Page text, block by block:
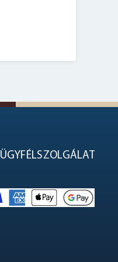
ÜGYFÉLSZOLGÁLAT